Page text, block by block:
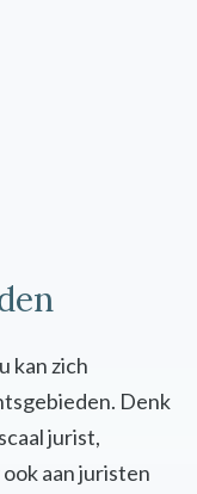
kan zich
Denk
jurist,
aan juristen